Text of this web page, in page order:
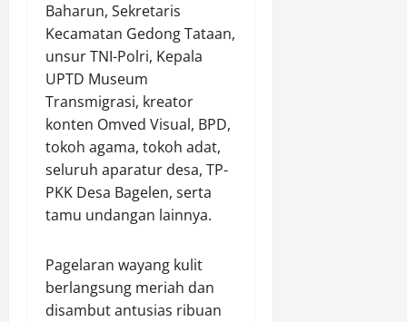
Baharun, Sekretaris
Kecamatan Gedong Tataan,
unsur TNI-Polri, Kepala
UPTD Museum
Transmigrasi, kreator
konten Omved Visual, BPD,
tokoh agama, tokoh adat,
seluruh aparatur desa, TP-
PKK Desa Bagelen, serta
tamu undangan lainnya.
Pagelaran wayang kulit
berlangsung meriah dan
disambut antusias ribuan